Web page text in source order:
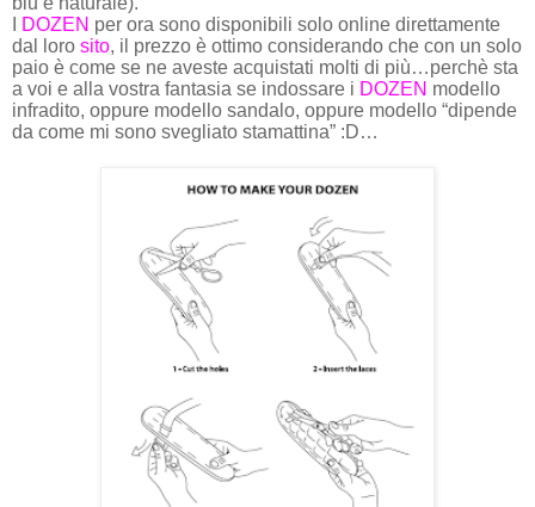
DOZEN per ora sono disponibili solo online direttamente
dal loro sito, il prezzo è ottimo considerando che con un solo
paio è come se ne aveste acquistati molti di più…perchè sta
a voi e alla vostra fantasia se indossare i DOZEN modello
infradito, oppure modello sandalo, oppure modello “dipende
da come mi sono svegliato stamattina” :D…